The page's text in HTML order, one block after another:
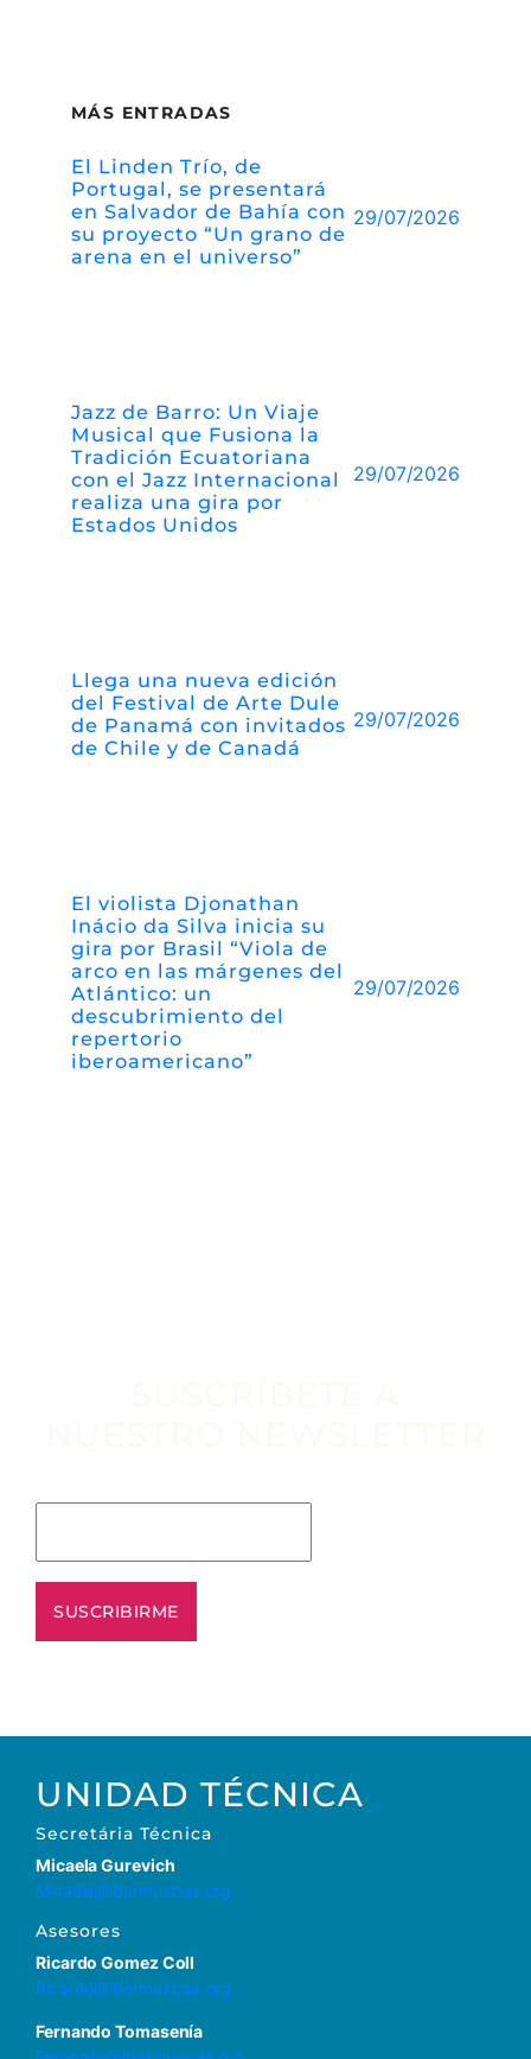
MÁS ENTRADAS
El Linden Trío, de
Portugal, se presentará
en Salvador de Bahía con
su proyecto “Un grano de
arena en el universo”
29/07/2026
Jazz de Barro: Un Viaje
Musical que Fusiona la
Tradición Ecuatoriana
con el Jazz Internacional
realiza una gira por
Estados Unidos
29/07/2026
Llega una nueva edición
del Festival de Arte Dule
de Panamá con invitados
de Chile y de Canadá
29/07/2026
El violista Djonathan
Inácio da Silva inicia su
gira por Brasil “Viola de
arco en las márgenes del
Atlántico: un
descubrimiento del
repertorio
iberoamericano”
29/07/2026
UNIDAD TÉCNICA
Secretária Técnica
Micaela Gurevich
Micaela@ibermusicas.org
Asesores
Ricardo Gomez Coll
Ricardo@ibermusicas.org
Fernando Tomasenía